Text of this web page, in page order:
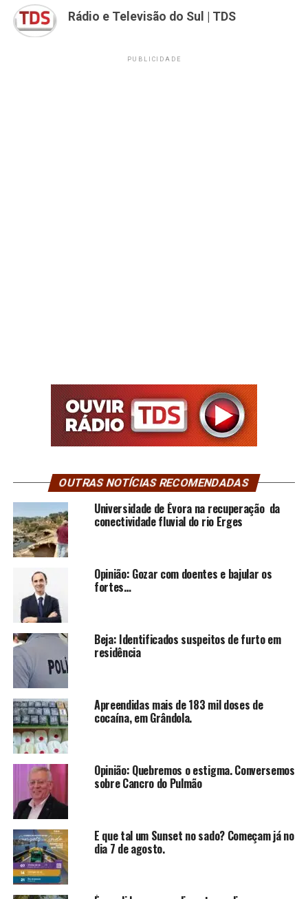
Rádio e Televisão do Sul | TDS
PUBLICIDADE
OUTRAS NOTÍCIAS RECOMENDADAS
Universidade de Évora na recuperação da
conectividade fluvial do rio Erges
Opinião: Gozar com doentes e bajular os
fortes…
Beja: Identificados suspeitos de furto em
residência
Apreendidas mais de 183 mil doses de
cocaína, em Grândola.
Opinião: Quebremos o estigma. Conversemos
sobre Cancro do Pulmão
E que tal um Sunset no sado? Começam já no
dia 7 de agosto.